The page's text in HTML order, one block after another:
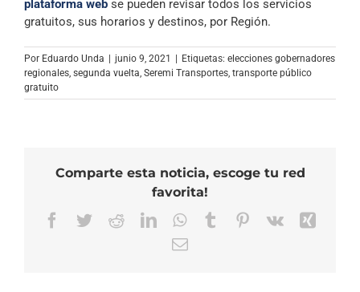
plataforma web se pueden revisar todos los servicios
gratuitos, sus horarios y destinos, por Región.
Por Eduardo Unda | junio 9, 2021 | Etiquetas: elecciones gobernadores
regionales segunda vuelta Seremi Transportes transporte público
gratuito
Comparte esta noticia, escoge tu red
favorita!
Facebook
TwitterRedditLinkedInWhatsApp
TumblrPinterest
Vk
Xing
Correo